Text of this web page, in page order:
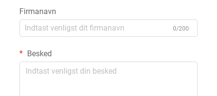
Firmanavn
0/200
Besked